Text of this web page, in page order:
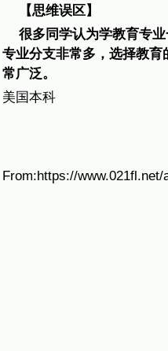
【思维误区】
很多同学认为学教育专
专业分支非常多，选择教
常广泛。
美国本科
From:https://